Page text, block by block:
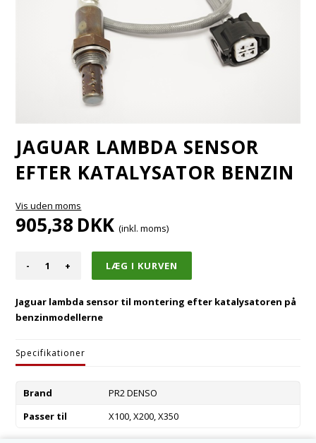
JAGUAR LAMBDA SENSOR
EFTER KATALYSATOR BENZIN
Vis uden moms
905,38 DKK (inkl. moms)
- +
Jaguar lambda sensor til montering efter katalysatoren på
benzinmodellerne
Specifikationer
Brand
PR2 DENSO
Passer til
X100, X200, X350